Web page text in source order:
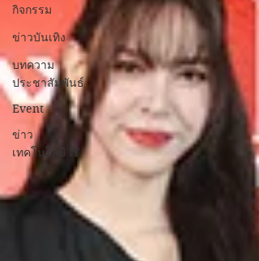
กิจกรรม
ข่าวบันเทิง
บทความ
ประชาสัมพันธ์
Event
ข่าว
เทคโนโลยี IT